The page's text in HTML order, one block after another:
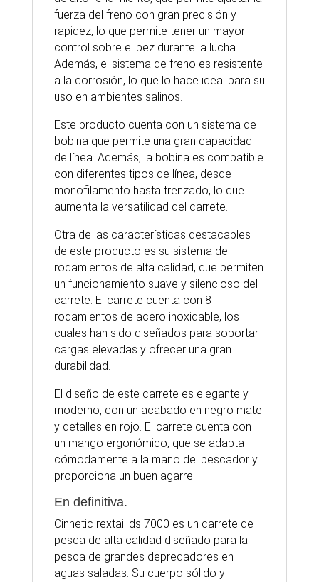
fuerza del freno con gran precisión y
rapidez, lo que permite tener un mayor
control sobre el pez durante la lucha.
Además, el sistema de freno es resistente
a la corrosión, lo que lo hace ideal para su
uso en ambientes salinos.
Este producto cuenta con un sistema de
bobina que permite una gran capacidad
de línea. Además, la bobina es compatible
con diferentes tipos de línea, desde
monofilamento hasta trenzado, lo que
aumenta la versatilidad del carrete.
Otra de las características destacables
de este producto es su sistema de
rodamientos de alta calidad, que permiten
un funcionamiento suave y silencioso del
carrete. El carrete cuenta con 8
rodamientos de acero inoxidable, los
cuales han sido diseñados para soportar
cargas elevadas y ofrecer una gran
durabilidad.
El diseño de este carrete es elegante y
moderno, con un acabado en negro mate
y detalles en rojo. El carrete cuenta con
un mango ergonómico, que se adapta
cómodamente a la mano del pescador y
proporciona un buen agarre.
En definitiva.
Cinnetic rextail ds 7000 es un carrete de
pesca de alta calidad diseñado para la
pesca de grandes depredadores en
aguas saladas. Su cuerpo sólido y